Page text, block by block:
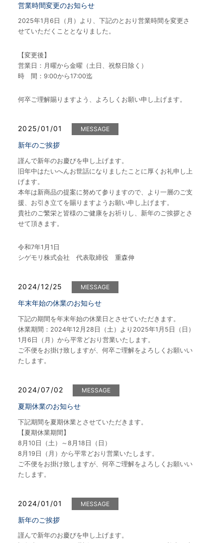
営業時間変更のお知らせ
2025年1月6日（月）より、下記のとおり営業時間を変更さ
せていただくこととなりました。
【変更後】
営業日：月曜から金曜（土日、祝祭日除く）
時 間：9:00から17:00迄
何卒ご理解賜りますよう、よろしくお願い申し上げます。
2025/01/01 MESSAGE
新年のご挨拶
謹んで新年のお慶びを申し上げます。
旧年中はたいへんお世話になりましたことに厚くお礼申し上
げます。
本年は新商品の提案に努めて参りますので、より一層のご支
援、お引き立てを賜りますようお願い申し上げます。
貴社のご繁栄と皆様のご健康をお祈りし、新年のご挨拶とさ
せて頂きます。
令和7年1月1日
シゲモリ株式会社 代表取締役 重森伸
2024/12/25 MESSAGE
年末年始の休業のお知らせ
下記の期間を年末年始の休業日とさせていただきます。
休業期間：2024年12月28日（土）より2025年1月5日（日）
1月6日（月）から平常どおり営業いたします。
ご不便をお掛け致しますが、何卒ご理解をよろしくお願いい
たします。
2024/07/02 MESSAGE
夏期休業のお知らせ
下記期間を夏期休業とさせていただきます。
【夏期休業期間】
8月10日（土）～8月18日（日）
8月19日（月）から平常どおり営業いたします。
ご不便をお掛け致しますが、何卒ご理解をよろしくお願いい
たします。
2024/01/01 MESSAGE
新年のご挨拶
謹んで新年のお慶びを申し上げます。